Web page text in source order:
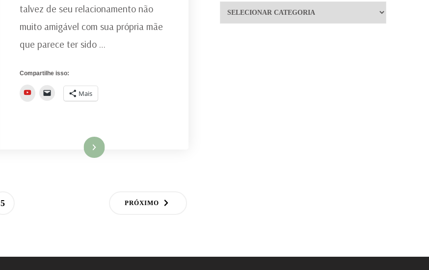
talvez de seu relacionamento não
muito amigável com sua própria mãe
que parece ter sido …
Compartilhe isso:
YouTube Mais
Ler mais
PÁGINA
5 PRÓXIMO